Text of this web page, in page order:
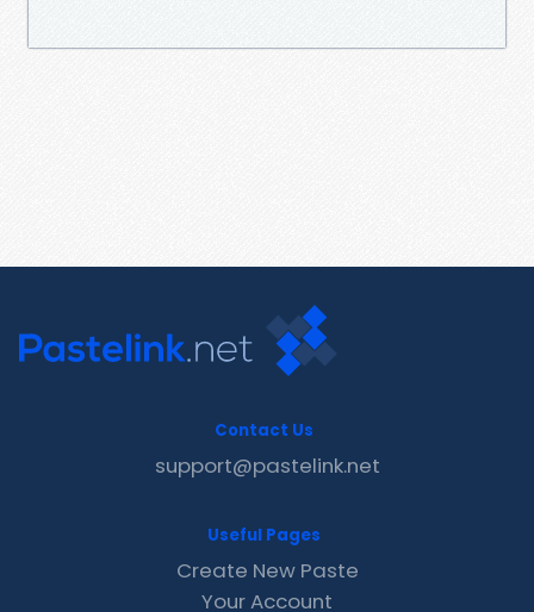
Contact Us
support@pastelink.net
Useful Pages
Create New Paste
Your Account